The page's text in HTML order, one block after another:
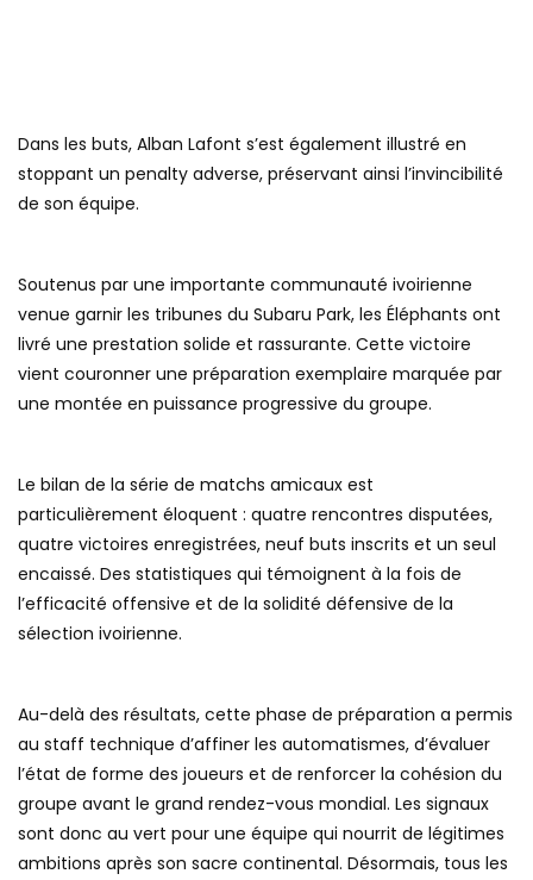
Dans les buts, Alban Lafont s’est également illustré en
stoppant un penalty adverse, préservant ainsi l’invincibilité
de son équipe.
Soutenus par une importante communauté ivoirienne
venue garnir les tribunes du Subaru Park, les Éléphants ont
livré une prestation solide et rassurante. Cette victoire
vient couronner une préparation exemplaire marquée par
une montée en puissance progressive du groupe.
Le bilan de la série de matchs amicaux est
particulièrement éloquent : quatre rencontres disputées,
quatre victoires enregistrées, neuf buts inscrits et un seul
encaissé. Des statistiques qui témoignent à la fois de
l’efficacité offensive et de la solidité défensive de la
sélection ivoirienne.
Au-delà des résultats, cette phase de préparation a permis
au staff technique d’affiner les automatismes, d’évaluer
l’état de forme des joueurs et de renforcer la cohésion du
groupe avant le grand rendez-vous mondial. Les signaux
sont donc au vert pour une équipe qui nourrit de légitimes
ambitions après son sacre continental. Désormais, tous les